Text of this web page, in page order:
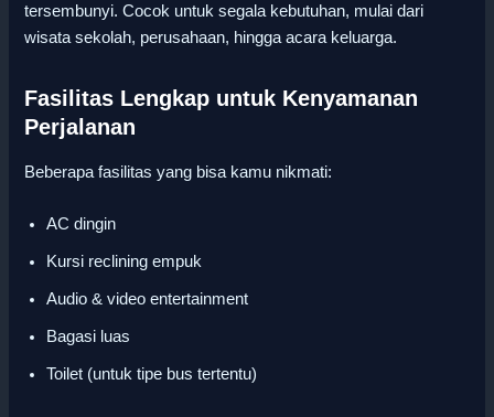
tersembunyi. Cocok untuk segala kebutuhan, mulai dari
wisata sekolah, perusahaan, hingga acara keluarga.
Fasilitas Lengkap untuk Kenyamanan
Perjalanan
Beberapa fasilitas yang bisa kamu nikmati:
AC dingin
Kursi reclining empuk
Audio & video entertainment
Bagasi luas
Toilet (untuk tipe bus tertentu)